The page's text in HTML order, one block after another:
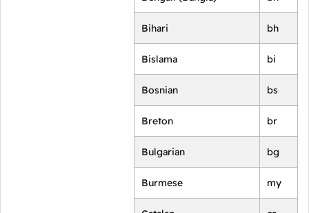
Bihari bh
Bislama bi
Bosnian bs
Breton br
Bulgarian bg
Burmese my